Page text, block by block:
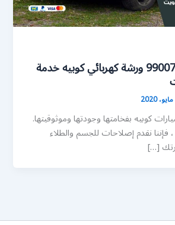
كراج كوبيه 99007366 ورشة كهربائي كوبيه خدمة
كوبيه بفخامتها وجودتها وموثوقيتها.
نقدم إصلاحات للجسم والطلاء
[…]